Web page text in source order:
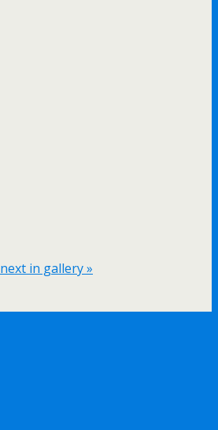
next in gallery »